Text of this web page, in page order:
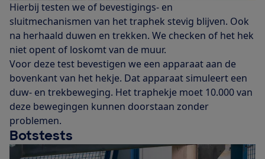
Hierbij testen we of bevestigings- en
sluitmechanismen van het traphek stevig blijven. Ook
na herhaald duwen en trekken. We checken of het hek
niet opent of loskomt van de muur.
Voor deze test bevestigen we een apparaat aan de
bovenkant van het hekje. Dat apparaat simuleert een
duw- en trekbeweging. Het traphekje moet 10.000 van
deze bewegingen kunnen doorstaan zonder
problemen.
Botstests